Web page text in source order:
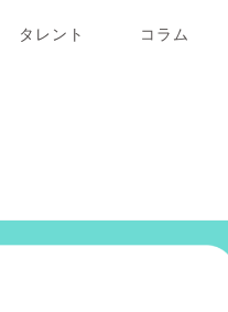
タレント コラム